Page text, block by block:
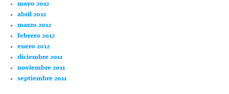
mayo 2012
abril 2012
marzo 2012
febrero 2012
enero 2012
diciembre 2011
noviembre 2011
septiembre 2011